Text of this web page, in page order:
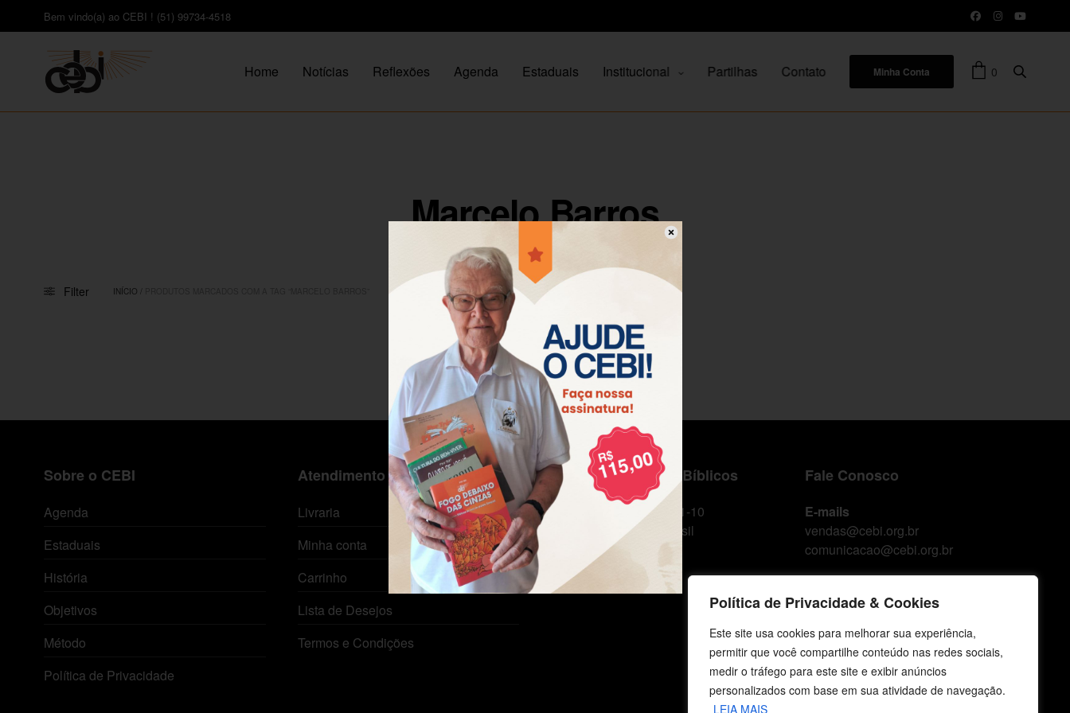
Política de Privacidade & Cookies
Este site usa cookies para melhorar sua experiência,
permitir que você compartilhe conteúdo nas redes sociais,
medir o tráfego para este site e exibir anúncios
personalizados com base em sua atividade de navegação.
LEIA MAIS
Bem vindo(a) ao CEBI ! (51) 99734-4518
Home Notícias Reflexões Agenda Estaduais Institucional Partilhas Contato Minha Conta 0
Marcelo Barros
Filter INÍCIO
Sobre o CEBI
Agenda
Estaduais
História
Objetivos
Método
Política de Privacidade
Atendimento ao Cliente
Livraria
Minha conta
Carrinho
Lista de Desejos
Termos e Condições
Centro de Estudos Bíblicos
CNPJ: 29.832.607/0001-10
São Leopoldo, RS, Brasil
Fale Conosco
E-mails
vendas@cebi.org.br
comunicacao@cebi.org.br
+55 (51) 99734-4518
WhatsApp / Comunicação
+55 (51) 99799-3041